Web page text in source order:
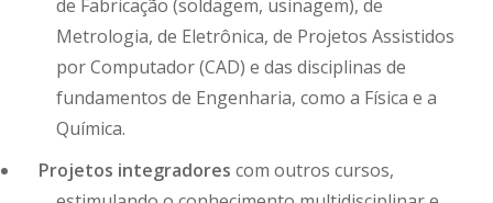
de Fabricação (soldagem, usinagem), de
Metrologia, de Eletrônica, de Projetos Assistidos
por Computador (CAD) e das disciplinas de
fundamentos de Engenharia, como a Física e a
Química.
Projetos integradores com outros cursos,